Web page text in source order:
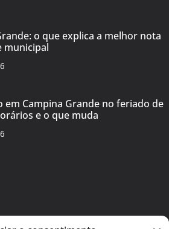
o que explica a melhor nota
municipal
Campina Grande no feriado de
e o que muda